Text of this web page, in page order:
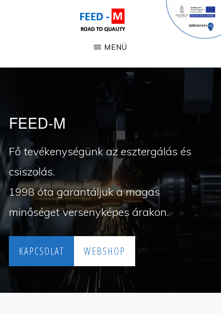
Fémmegmunkálás
MENÜ
FEED-M
Fő tevékenységünk az esztergálás és
csiszolás.
1998 óta garantáljuk a magas
minőséget versenyképes árakon.
KAPCSOLAT WEBSHOP